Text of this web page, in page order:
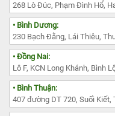
268 Lò Đúc, Phạm Đình Hổ,
• Bình Dương:
230 Bạch Đằng, Lái Thiêu,
• Đồng Nai:
Lô F, KCN Long Khánh, Bình
• Bình Thuận:
407 đường DT 720, Suối Kiết,